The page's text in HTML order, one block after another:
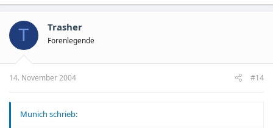
T Trasher
Forenlegende
14. November 2004 #14
Munich schrieb: